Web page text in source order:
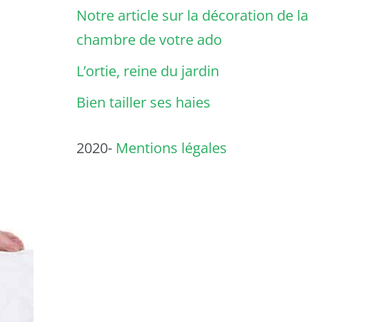
Notre article sur la décoration de la
chambre de votre ado
L’ortie, reine du jardin
Bien tailler ses haies
2020- Mentions légales